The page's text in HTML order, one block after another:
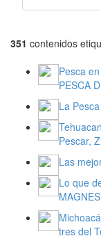
351 contenidos
Pesca
PESCA
La
Pescar,
Las
Lo que
tres del